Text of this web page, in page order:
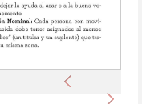
Anterior